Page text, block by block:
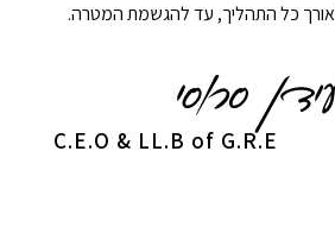
כל התהליך, עד להגשמת המטרה.
C.E.O & LL.B of G.R.E